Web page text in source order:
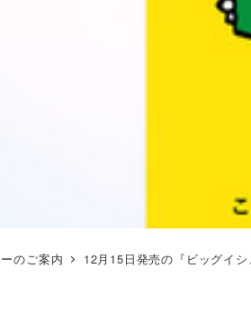
のご案内 12月15日発売の『ビッグイ